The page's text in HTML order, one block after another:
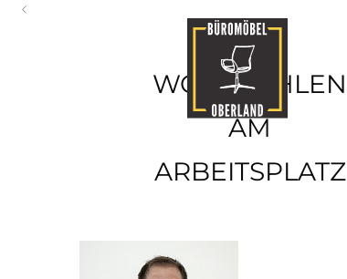
WOHLFÜHLEN
AM
ARBEITSPLATZ